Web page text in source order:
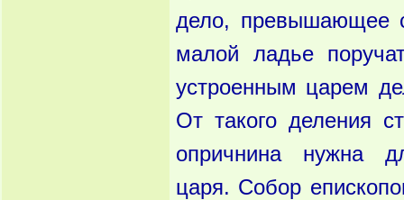
дело, превышающее
малой ладье
устроенным царем
От такого деления
опричнина нужна
царя. Собор